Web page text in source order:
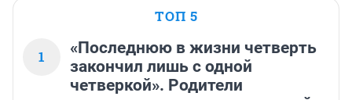
ТОП 5
1
«Последнюю в жизни четверть
закончил лишь с одной
четверкой». Родители